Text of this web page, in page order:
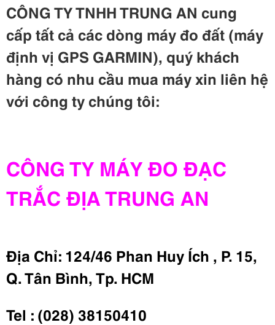
CÔNG TY TNHH TRUNG AN cung
cấp tất cả các dòng máy đo đất (máy
định vị GPS GARMIN), quý khách
hàng có nhu cầu mua máyxin liên hệ
với công ty chúng tôi:
CÔNG TY MÁY ĐO ĐẠC
TRẮC ĐỊA TRUNG AN
Địa Chỉ: 124/46 Phan Huy Ích , P. 15,
Q. Tân Bình, Tp. HCM
Tel : (028) 38150410